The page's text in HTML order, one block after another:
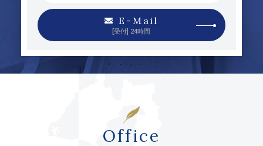
E-Mail
[受付] 24時間
Office